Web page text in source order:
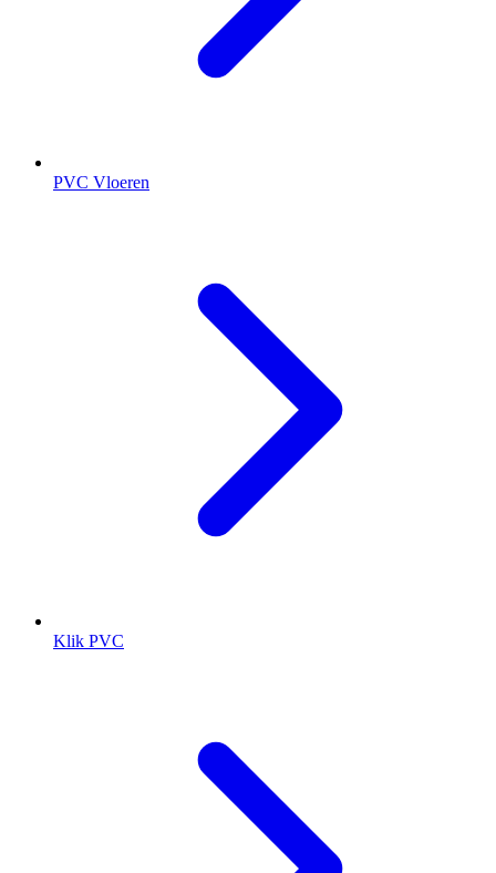
PVC Vloeren
Klik PVC